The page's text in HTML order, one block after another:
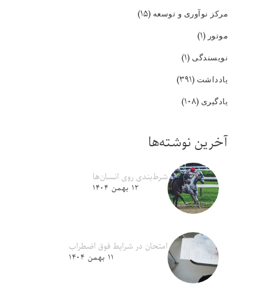
مرکز نوآوری و توسعه (۱۵)
موتور (۱)
نویسندگی (۱)
یادداشت (۳۹۱)
یادگیری (۱۰۸)
آخرین نوشته‌ها
شرط‌بندی روی انسان‌ها
۱۲ بهمن ۱۴۰۴
امتحان در شرایط فوق اضطراب
۱۱ بهمن ۱۴۰۴